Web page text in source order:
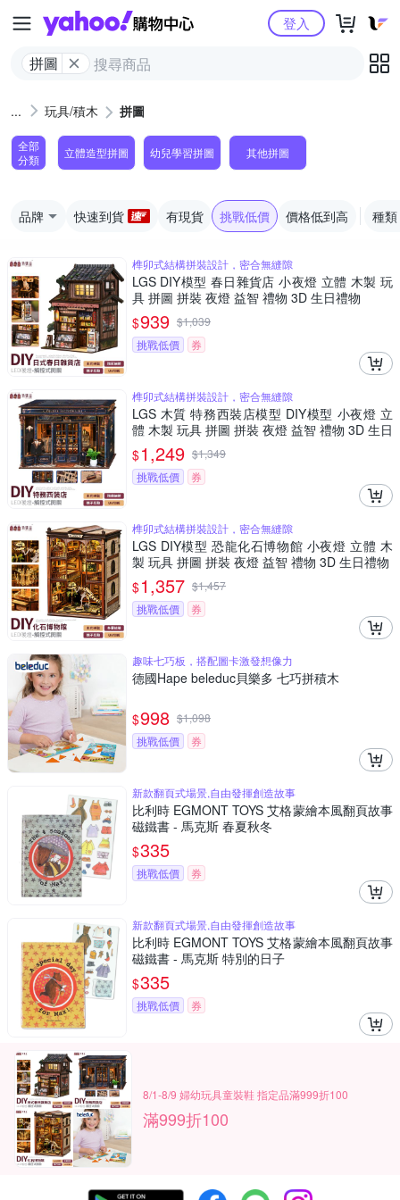
Yahoo購物中心
拼圖
登入
玩具/積木 拼圖
全部
分類
立體造型拼圖 幼兒學習拼圖 其他拼圖
品牌 快速到貨 有現貨 挑戰低價 價格低到高 種類
榫卯式結構拼裝設計，密合無縫隙
LGS DIY模型 春日雜貨店 小夜燈 立體 木製 玩
具 拼圖 拼裝 夜燈 益智 禮物 3D 生日禮物
$939 $1,039
挑戰低價
券
榫卯式結構拼裝設計，密合無縫隙
LGS 木質 特務西裝店模型 DIY模型 小夜燈 立
體 木製 玩具 拼圖 拼裝 夜燈 益智 禮物 3D 生日
禮物
$1,249 $1,349
挑戰低價
券
榫卯式結構拼裝設計，密合無縫隙
LGS DIY模型 恐龍化石博物館 小夜燈 立體 木
製 玩具 拼圖 拼裝 夜燈 益智 禮物 3D 生日禮物
$1,357 $1,457
挑戰低價
券
趣味七巧板，搭配圖卡激發想像力
德國Hape beleduc貝樂多 七巧拼積木
$998 $1,098
挑戰低價
券
新款翻頁式場景,自由發揮創造故事
比利時 EGMONT TOYS 艾格蒙繪本風翻頁故事
磁鐵書 - 馬克斯 春夏秋冬
$335
挑戰低價 券
新款翻頁式場景,自由發揮創造故事
比利時 EGMONT TOYS 艾格蒙繪本風翻頁故事
磁鐵書 - 馬克斯 特別的日子
$335
挑戰低價 券
8/1-8/9 婦幼玩具童裝鞋 指定品滿999折100
滿999折100